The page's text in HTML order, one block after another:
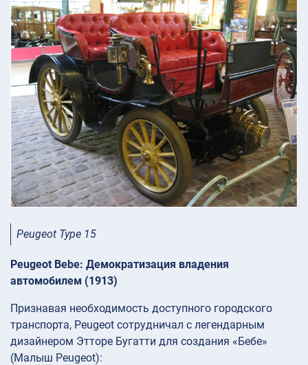
Peugeot Type 15
Peugeot Bebe: Демократизация владения
автомобилем (1913)
Признавая необходимость доступного городского
транспорта, Peugeot сотрудничал с легендарным
дизайнером Этторе Бугатти для создания «Бебе»
(Малыш Peugeot):